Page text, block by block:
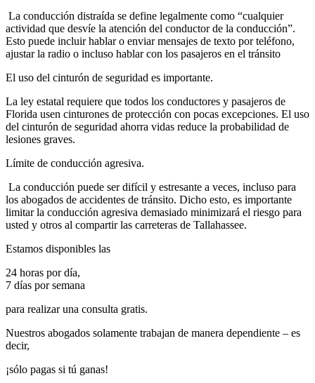
La conducción distraída se define legalmente como “cualquier
actividad que desvíe la atención del conductor de la conducción”.
Esto puede incluir hablar o enviar mensajes de texto por teléfono,
ajustar la radio o incluso hablar con los pasajeros en el tránsito
El uso del cinturón de seguridad es importante.
La ley estatal requiere que todos los conductores y pasajeros de
Florida usen cinturones de protección con pocas excepciones. El uso
del cinturón de seguridad ahorra vidas reduce la probabilidad de
lesiones graves.
Límite de conducción agresiva.
La conducción puede ser difícil y estresante a veces, incluso para
los abogados de accidentes de tránsito. Dicho esto, es importante
limitar la conducción agresiva demasiado minimizará el riesgo para
usted y otros al compartir las carreteras de Tallahassee.
Estamos disponibles las
24 horas por día,
7 días por semana
para realizar una consulta gratis.
Nuestros abogados solamente trabajan de manera dependiente – es
decir,
¡sólo pagas si tú ganas!